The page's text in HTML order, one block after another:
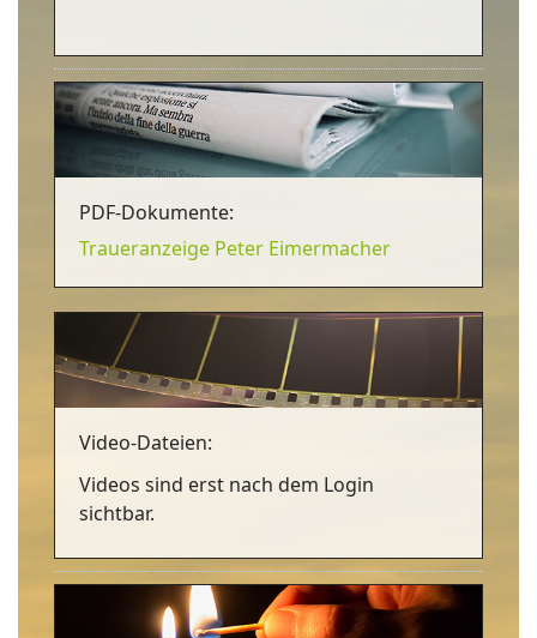
PDF-Dokumente:
Traueranzeige Peter Eimermacher
Video-Dateien:
Videos sind erst nach dem Login
sichtbar.